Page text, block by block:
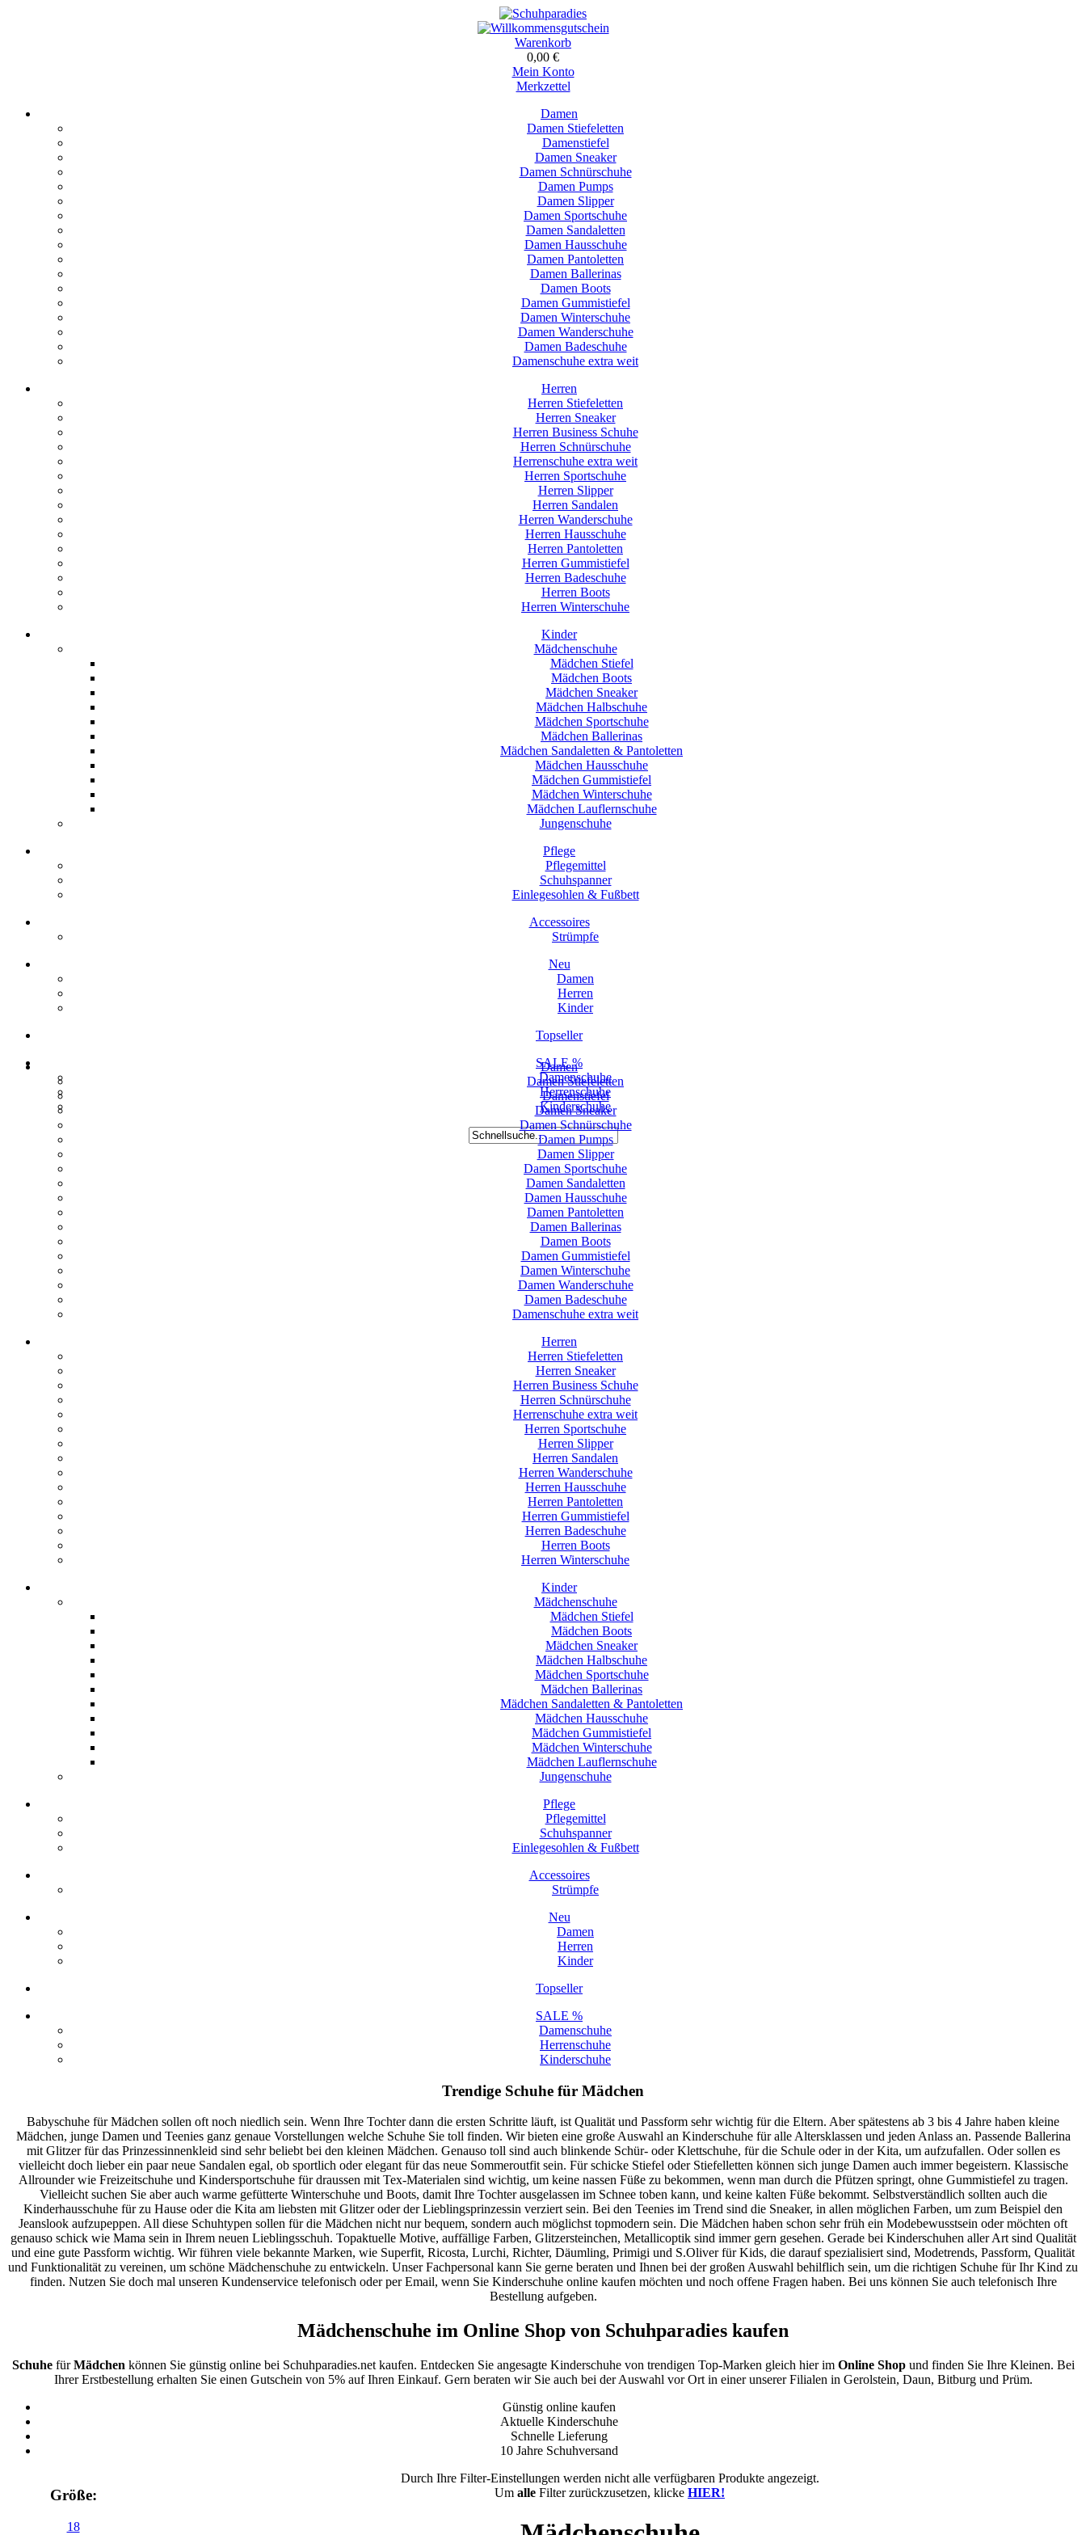
Warenkorb
0,00 €
Mein Konto
Merkzettel
Damen
Damen Stiefeletten
Damenstiefel
Damen Sneaker
Damen Schnürschuhe
Damen Pumps
Damen Slipper
Damen Sportschuhe
Damen Sandaletten
Damen Hausschuhe
Damen Pantoletten
Damen Ballerinas
Damen Boots
Damen Gummistiefel
Damen Winterschuhe
Damen Wanderschuhe
Damen Badeschuhe
Damenschuhe extra weit
Herren
Herren Stiefeletten
Herren Sneaker
Herren Business Schuhe
Herren Schnürschuhe
Herrenschuhe extra weit
Herren Sportschuhe
Herren Slipper
Herren Sandalen
Herren Wanderschuhe
Herren Hausschuhe
Herren Pantoletten
Herren Gummistiefel
Herren Badeschuhe
Herren Boots
Herren Winterschuhe
Kinder
Mädchenschuhe
Mädchen Stiefel
Mädchen Boots
Mädchen Sneaker
Mädchen Halbschuhe
Mädchen Sportschuhe
Mädchen Ballerinas
Mädchen Sandaletten & Pantoletten
Mädchen Hausschuhe
Mädchen Gummistiefel
Mädchen Winterschuhe
Mädchen Lauflernschuhe
Jungenschuhe
Pflege
Pflegemittel
Schuhspanner
Einlegesohlen & Fußbett
Accessoires
Strümpfe
Neu
Damen
Herren
Kinder
Topseller
SALE %
Damenschuhe
Herrenschuhe
Kinderschuhe
Damen
Damen Stiefeletten
Damenstiefel
Damen Sneaker
Damen Schnürschuhe
Damen Pumps
Damen Slipper
Damen Sportschuhe
Damen Sandaletten
Damen Hausschuhe
Damen Pantoletten
Damen Ballerinas
Damen Boots
Damen Gummistiefel
Damen Winterschuhe
Damen Wanderschuhe
Damen Badeschuhe
Damenschuhe extra weit
Herren
Herren Stiefeletten
Herren Sneaker
Herren Business Schuhe
Herren Schnürschuhe
Herrenschuhe extra weit
Herren Sportschuhe
Herren Slipper
Herren Sandalen
Herren Wanderschuhe
Herren Hausschuhe
Herren Pantoletten
Herren Gummistiefel
Herren Badeschuhe
Herren Boots
Herren Winterschuhe
Kinder
Mädchenschuhe
Mädchen Stiefel
Mädchen Boots
Mädchen Sneaker
Mädchen Halbschuhe
Mädchen Sportschuhe
Mädchen Ballerinas
Mädchen Sandaletten & Pantoletten
Mädchen Hausschuhe
Mädchen Gummistiefel
Mädchen Winterschuhe
Mädchen Lauflernschuhe
Jungenschuhe
Pflege
Pflegemittel
Schuhspanner
Einlegesohlen & Fußbett
Accessoires
Strümpfe
Neu
Damen
Herren
Kinder
Topseller
SALE %
Damenschuhe
Herrenschuhe
Kinderschuhe
Trendige Schuhe für Mädchen
Babyschuhe für Mädchen sollen oft noch niedlich sein. Wenn Ihre Tochter dann die ersten Schritte läuft, ist Qualität und Passform sehr wichtig für die Eltern. Aber spätestens ab 3 bis 4 Jahre haben kleine
Mädchen, junge Damen und Teenies ganz genaue Vorstellungen welche Schuhe Sie toll finden. Wir bieten eine große Auswahl an Kinderschuhe für alle Altersklassen und jeden Anlass an. Passende Ballerina
mit Glitzer für das Prinzessinnenkleid sind sehr beliebt bei den kleinen Mädchen. Genauso toll sind auch blinkende Schür- oder Klettschuhe, für die Schule oder in der Kita, um aufzufallen. Oder sollen es
vielleicht doch lieber ein paar neue Sandalen egal, ob sportlich oder elegant für das neue Sommeroutfit sein. Für schicke Stiefel oder Stiefelletten können sich junge Damen auch immer begeistern. Klassische
Allrounder wie Freizeitschuhe und Kindersportschuhe für draussen mit Tex-Materialen sind wichtig, um keine nassen Füße zu bekommen, wenn man durch die Pfützen springt, ohne Gummistiefel zu tragen.
Vielleicht suchen Sie aber auch warme gefütterte Winterschuhe und Boots, damit Ihre Tochter ausgelassen im Schnee toben kann, und keine kalten Füße bekommt. Selbstverständlich sollten auch die
Kinderhausschuhe für zu Hause oder die Kita am liebsten mit Glitzer oder der Lieblingsprinzessin verziert sein. Bei den Teenies im Trend sind die Sneaker, in allen möglichen Farben, um zum Beispiel den
Jeanslook aufzupeppen. All diese Schuhtypen sollen für die Mädchen nicht nur bequem, sondern auch möglichst topmodern sein. Die Mädchen haben schon sehr früh ein Modebewusstsein oder möchten oft
genauso schick wie Mama sein in Ihrem neuen Lieblingsschuh. Topaktuelle Motive, auffällige Farben, Glitzersteinchen, Metallicoptik sind immer gern gesehen. Gerade bei Kinderschuhen aller Art sind Qualität
und eine gute Passform wichtig. Wir führen viele bekannte Marken, wie Superfit, Ricosta, Lurchi, Richter, Däumling, Primigi und S.Oliver für Kids, die darauf spezialisiert sind, Modetrends, Passform, Qualität
und Funktionalität zu vereinen, um schöne Mädchenschuhe zu entwickeln. Unser Fachpersonal kann Sie gerne beraten und Ihnen bei der großen Auswahl behilflich sein, um die richtigen Schuhe für Ihr Kind zu
finden. Nutzen Sie doch mal unseren Kundenservice telefonisch oder per Email, wenn Sie Kinderschuhe online kaufen möchten und noch offene Fragen haben. Bei uns können Sie auch telefonisch Ihre
Bestellung aufgeben.
Mädchenschuhe im Online Shop von Schuhparadies kaufen
SchuhefürMädchen können Sie günstig online bei Schuhparadies.net kaufen. Entdecken Sie angesagte Kinderschuhe von trendigen Top-Marken gleich hier im Online Shopund finden Sie Ihre Kleinen. Bei
Ihrer Erstbestellung erhalten Sie einen Gutschein von 5% auf Ihren Einkauf. Gern beraten wir Sie auch bei der Auswahl vor Ort in einer unserer Filialen in Gerolstein, Daun, Bitburg und Prüm.
Günstig online kaufen
Aktuelle Kinderschuhe
Schnelle Lieferung
10 Jahre Schuhversand
Größe:
18
Durch Ihre Filter-Einstellungen werden nicht alle verfügbaren Produkte angezeigt.
Um alle Filter zurückzusetzen, klicke HIER!